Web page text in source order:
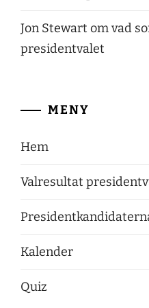
Jon Stewart om vad
presidentvalet
MENY
Hem
Valresultat
Kalender
Quiz